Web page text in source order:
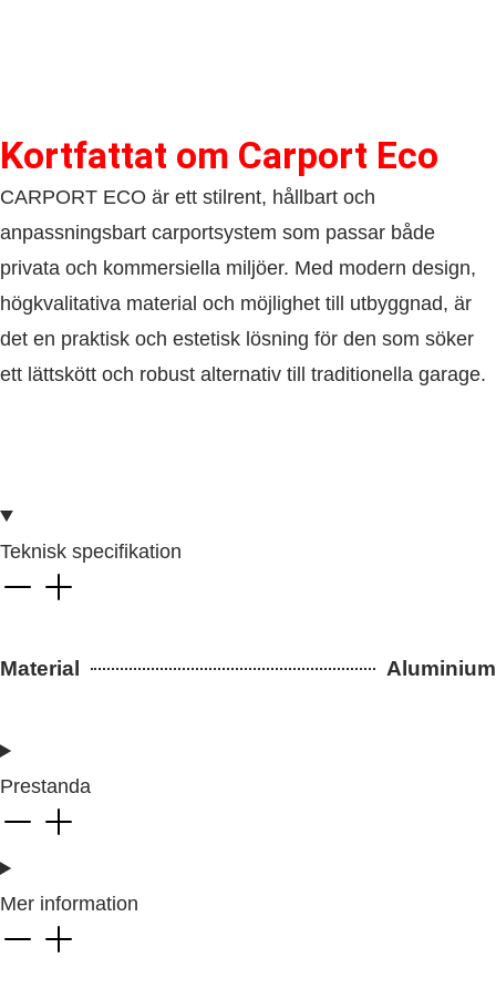
Kortfattat om​ Carport Eco
CARPORT ECO är ett stilrent, hållbart och
anpassningsbart carportsystem som passar både
privata och kommersiella miljöer. Med modern design,
högkvalitativa material och möjlighet till utbyggnad, är
det en praktisk och estetisk lösning för den som söker
ett lättskött och robust alternativ till traditionella garage.
Teknisk specifikation
Material Aluminium
Prestanda
Mer information